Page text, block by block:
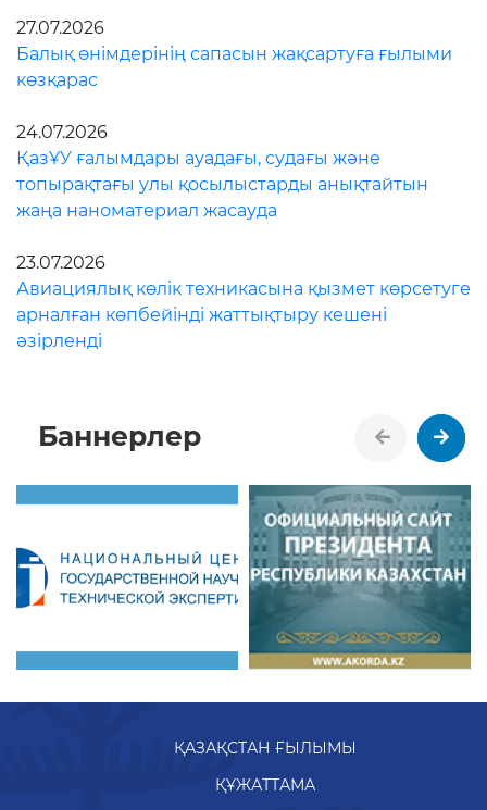
27.07.2026
Балық өнімдерінің сапасын жақсартуға ғылыми
көзқарас
24.07.2026
ҚазҰУ ғалымдары ауадағы, судағы және
топырақтағы улы қосылыстарды анықтайтын
жаңа наноматериал жасауда
23.07.2026
Авиациялық көлік техникасына қызмет көрсетуге
арналған көпбейінді жаттықтыру кешені
әзірленді
Баннерлер
ҚАЗАҚСТАН ҒЫЛЫМЫ
ҚҰЖАТТАМА